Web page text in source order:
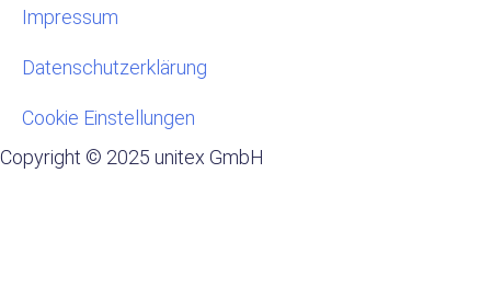
Impressum
Datenschutzerklärung
Cookie Einstellungen
Copyright © 2025 unitex GmbH